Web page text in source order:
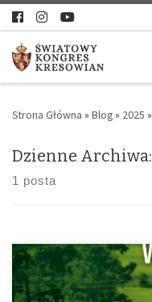
Strona Główna » Blog» 2025 »
Dzienne Archiwa:
1 posta